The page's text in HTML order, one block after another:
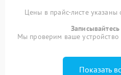
Цены в прайс-листе указаны
Мы проверим ваше
Показать